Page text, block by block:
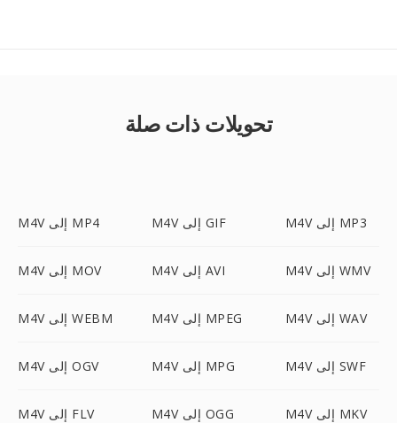
تحويلات ذات صلة
M4V إلى MP4 M4V إلى GIF M4V إلى MP3
M4V إلى MOV M4V إلى AVI M4V إلى WMV
M4V إلى WEBM M4V إلى MPEG M4V إلى WAV
M4V إلى OGV M4V إلى MPG M4V إلى SWF
M4V إلى FLV M4V إلى OGG M4V إلى MKV